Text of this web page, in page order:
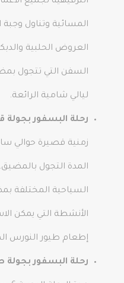
المسائية وتناول وجبة
العروض الحلبية
السفن التي تتجول
ليالي شامية الرائعة.
رحلة البسفور بجولة
زمنية قصيرة حوالي
المدة التجول
السياحية المختلفة
الأنشطة التي يمكن
إطعام طيور النورس
رحلة البسفور بجولة